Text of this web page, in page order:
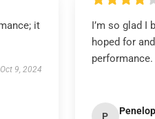
it
Oct 9, 2024
I’m so glad I
hoped for
performance.
P